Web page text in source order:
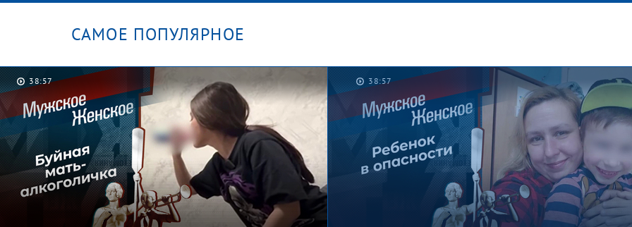
САМОЕ ПОПУЛЯРНОЕ
38:57 38:57